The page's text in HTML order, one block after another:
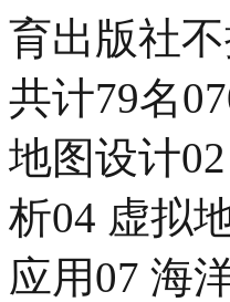
育出版社
共计79名
地图设计
析04 虚拟
应用07 海